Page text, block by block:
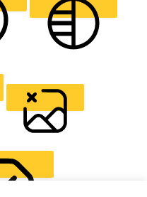
ALIGN TEXT
HIDE IMAGES